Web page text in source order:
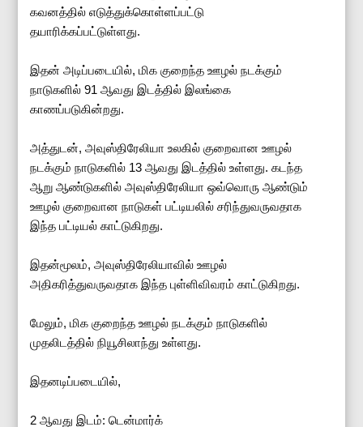
கவனத்தில் எடுத்துக்கொள்ளப்பட்டு
தயாரிக்கப்பட்டுள்ளது.
இதன் அடிப்படையில், மிக குறைந்த ஊழல் நடக்கும்
நாடுகளில் 91 ஆவது இடத்தில் இலங்கை
காணப்படுகின்றது.
அத்துடன், அவுஸ்திரேலியா உலகில் குறைவான ஊழல்
நடக்கும் நாடுகளில் 13 ஆவது இடத்தில் உள்ளது. கடந்த
ஆறு ஆண்டுகளில் அவுஸ்திரேலியா ஒவ்வொரு ஆண்டும்
ஊழல் குறைவான நாடுகள் பட்டியலில் சரிந்துவருவதாக
இந்த பட்டியல் காட்டுகிறது.
இதன்மூலம், அவுஸ்திரேலியாவில் ஊழல்
அதிகரித்துவருவதாக இந்த புள்ளிவிவரம் காட்டுகிறது.
மேலும், மிக குறைந்த ஊழல் நடக்கும் நாடுகளில்
முதலிடத்தில் நியூசிலாந்து உள்ளது.
இதனடிப்படையில்,
2 ஆவது இடம்: டென்மார்க்